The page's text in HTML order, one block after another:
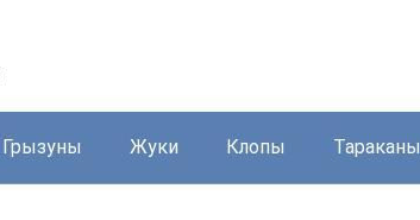
Грызуны Жуки Клопы Тараканы